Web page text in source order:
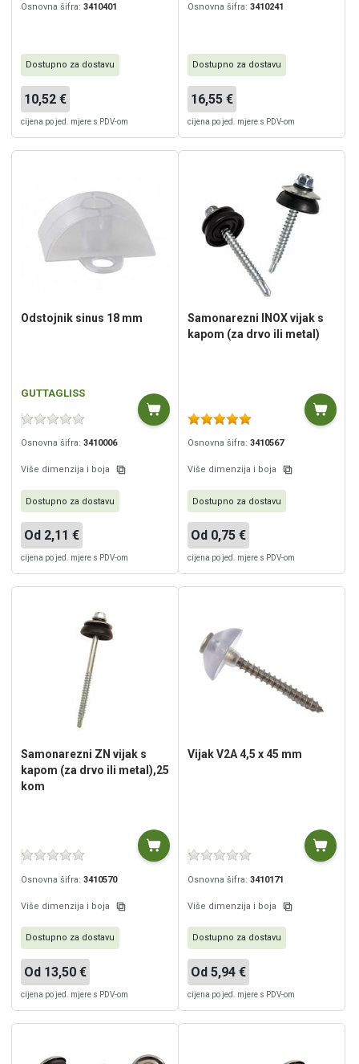
Osnovna šifra: 3410401
Dostupno za dostavu
10,52 €
cijena po jed. mjere s PDV-om
Osnovna šifra: 3410241
Dostupno za dostavu
16,55 €
cijena po jed. mjere s PDV-om
Odstojnik sinus 18 mm
GUTTAGLISS
Osnovna šifra: 3410006
Više dimenzija i boja
Dostupno za dostavu
Od 2,11 €
cijena po jed. mjere s PDV-om
Samonarezni INOX vijak s
kapom (za drvo ili metal)
Osnovna šifra: 3410567
Više dimenzija i boja
Dostupno za dostavu
Od 0,75 €
cijena po jed. mjere s PDV-om
Samonarezni ZN vijak s
kapom (za drvo ili metal),25
kom
Osnovna šifra: 3410570
Više dimenzija i boja
Dostupno za dostavu
Od 13,50 €
cijena po jed. mjere s PDV-om
Vijak V2A 4,5 x 45 mm
Osnovna šifra: 3410171
Više dimenzija i boja
Dostupno za dostavu
Od 5,94 €
cijena po jed. mjere s PDV-om